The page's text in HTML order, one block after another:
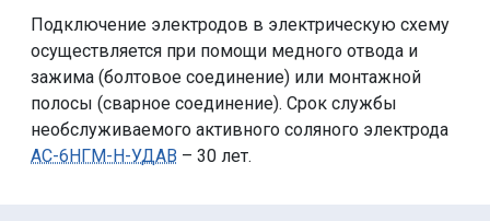
Подключение электродов в электрическую схему
осуществляется при помощи медного отвода и
зажима (болтовое соединение) или монтажной
полосы (сварное соединение). Срок службы
необслуживаемого активного соляного электрода
АС-6НГМ-Н-УДАВ – 30 лет.